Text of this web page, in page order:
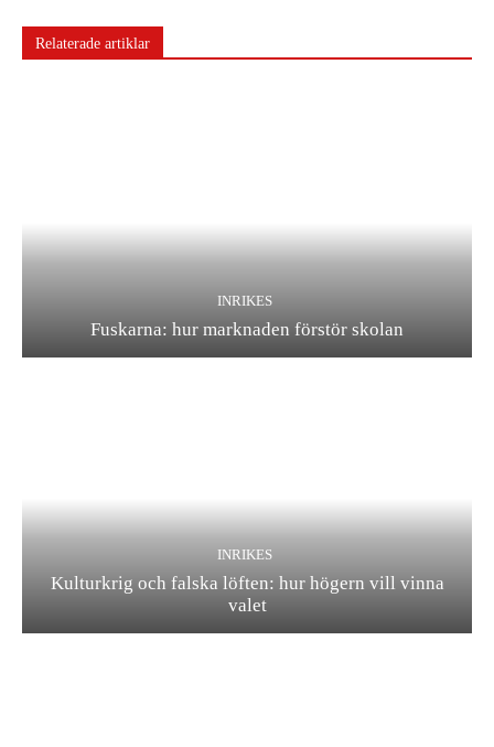
Relaterade artiklar
INRIKES
Fuskarna: hur marknaden förstör skolan
INRIKES
Kulturkrig och falska löften: hur högern vill vinna
valet